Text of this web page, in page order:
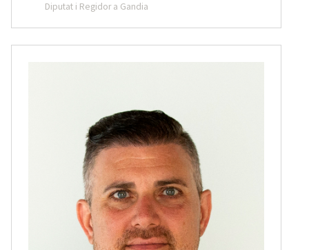
Diputat i Regidor a Gandia